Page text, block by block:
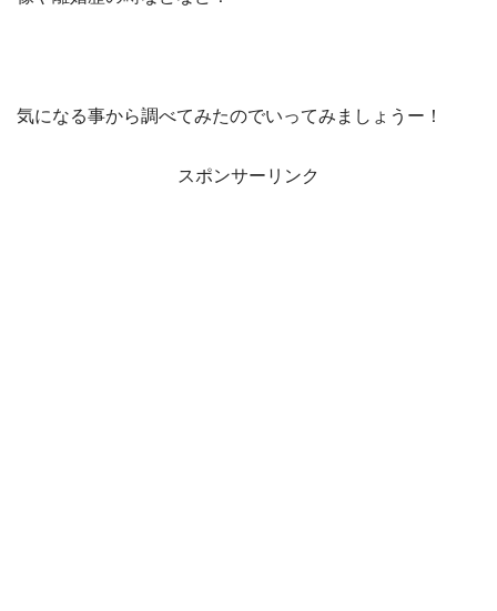
気になる事から調べてみたのでいってみましょうー！
スポンサーリンク